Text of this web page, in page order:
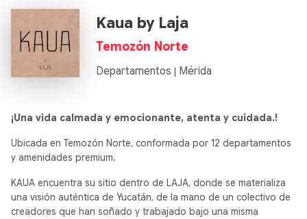
Kaua by Laja
Temozón Norte
Departamentos | Mérida
¡Una vida calmada y emocionante, atenta y cuidada.!
Ubicada en Temozón Norte, conformada por 12 departamentos
y amenidades premium.
KAUA encuentra su sitio dentro de LAJA, donde se materializa
una visión auténtica de Yucatán, de la mano de un colectivo de
creadores que han soñado y trabajado bajo una misma